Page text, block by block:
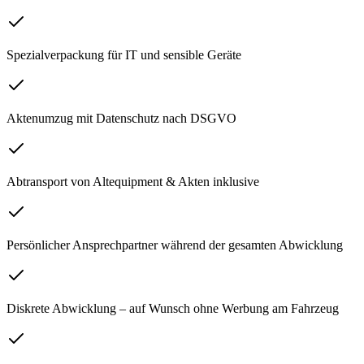
Spezialverpackung für IT und sensible Geräte
Aktenumzug mit Datenschutz nach DSGVO
Abtransport von Altequipment & Akten inklusive
Persönlicher Ansprechpartner während der gesamten Abwicklung
Diskrete Abwicklung – auf Wunsch ohne Werbung am Fahrzeug